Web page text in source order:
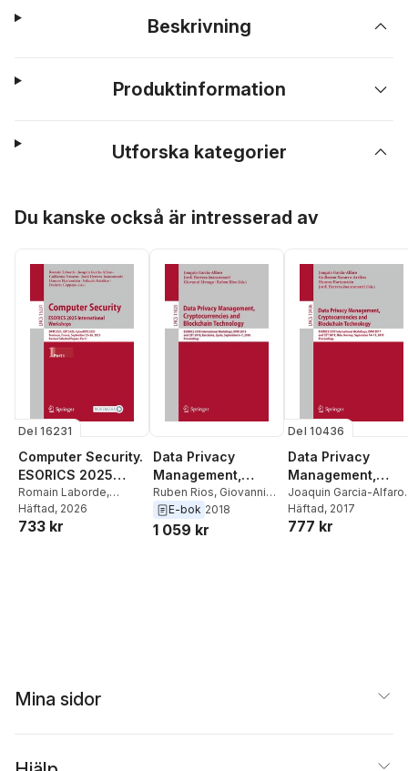
Beskrivning
Produktinformation
Utforska kategorier
Du kanske också är intresserad av
Del 16231
Computer Security.
ESORICS 2025
International
Workshops
Romain Laborde,
Joaquin Garcia-Alfaro
Guillermo Navarro
Häftad, 2026
733 kr
Data Privacy
Management,
Cryptocurrencies
and Blockchain
Technology
Ruben Rios, Giovanni
Livraga,Jordi Herrera-
Joancomarti
E-bok 2018
1 059 kr
Del 10436
Data Privacy
Management,
Cryptocurrencies
and Blockchain
Technology
Joaquin Garcia-Alfaro,
Guillermo Navarro-
Arribas,Hannes
Häftad, 2017
777 kr
Mina sidor